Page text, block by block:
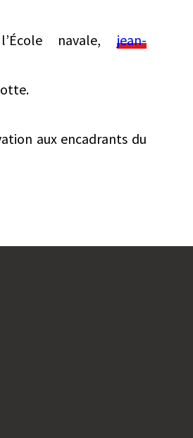
navale, jean-
aux encadrants du